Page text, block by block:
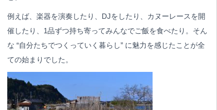
例えば、楽器を演奏したり、DJをしたり、カヌーレースを開
催したり、1品ずつ持ち寄ってみんなでご飯を食べたり。そん
な “自分たちでつくっていく暮らし” に魅力を感じたことが全
ての始まりでした。